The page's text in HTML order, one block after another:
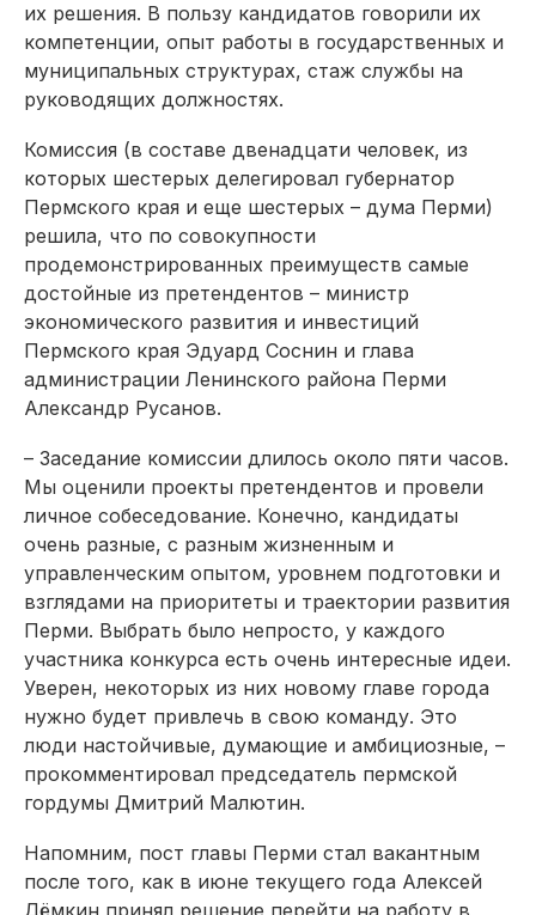
их решения. В пользу кандидатов говорили их
компетенции, опыт работы в государственных и
муниципальных структурах, стаж службы на
руководящих должностях.
Комиссия (в составе двенадцати человек, из
которых шестерых делегировал губернатор
Пермского края и еще шестерых – дума Перми)
решила, что по совокупности
продемонстрированных преимуществ самые
достойные из претендентов – министр
экономического развития и инвестиций
Пермского края Эдуард Соснин и глава
администрации Ленинского района Перми
Александр Русанов.
– Заседание комиссии длилось около пяти часов.
Мы оценили проекты претендентов и провели
личное собеседование. Конечно, кандидаты
очень разные, с разным жизненным и
управленческим опытом, уровнем подготовки и
взглядами на приоритеты и траектории развития
Перми. Выбрать было непросто, у каждого
участника конкурса есть очень интересные идеи.
Уверен, некоторых из них новому главе города
нужно будет привлечь в свою команду. Это
люди настойчивые, думающие и амбициозные, –
прокомментировал председатель пермской
гордумы Дмитрий Малютин.
Напомним, пост главы Перми стал вакантным
после того, как в июне текущего года Алексей
Дёмкин принял решение перейти на работу в